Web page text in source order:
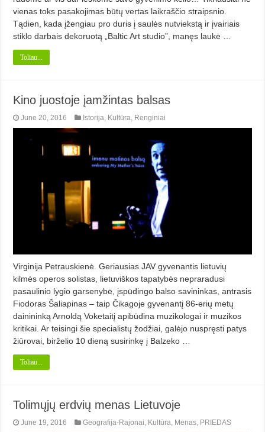
vienas toks pasakojimas būtų vertas laikraščio straipsnio.
Tądien, kada įžengiau pro duris į saulės nutviekstą ir įvairiais
stiklo darbais dekoruotą „Baltic Art studio”, manęs laukė …
Toliau...
Kino juostoje įamžintas balsas
June 20, 2016 Istorija Kultūra Renginiai
Virginija Petrauskienė. Geriausias JAV gyvenantis lietuvių
kilmės operos solistas, lietuviškos tapatybės nepraradusi
pasaulinio lygio garsenybė, įspūdingo balso savininkas, antrasis
Fiodoras Šaliapinas – taip Čikagoje gyvenantį 86-erių metų
dainininką Arnoldą Voketaitį apibūdina muzikologai ir muzikos
kritikai. Ar teisingi šie specialistų žodžiai, galėjo nuspręsti patys
žiūrovai, birželio 10 dieną susirinkę į Balzeko …
Toliau...
Tolimųjų erdvių menas Lietuvoje
June 19, 2016 Geografija-Rajonai, Kultūra, Menas, PRIEDAS